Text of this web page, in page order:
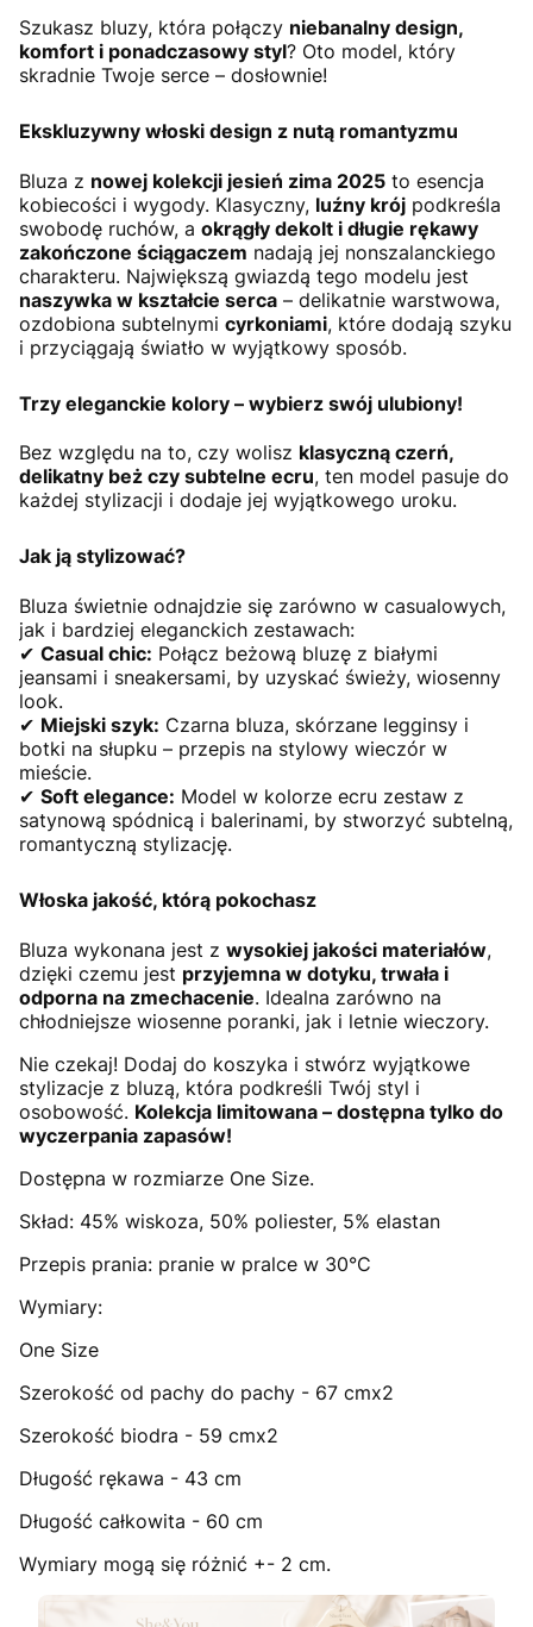
Szukasz bluzy, która połączy niebanalny design,
komfort i ponadczasowy styl? Oto model, który
skradnie Twoje serce – dosłownie!
Ekskluzywny włoski design z nutą romantyzmu
Bluza z nowej kolekcji jesień zima 2025 to esencja
kobiecości i wygody. Klasyczny, luźny krój podkreśla
swobodę ruchów, a okrągły dekolt i długie rękawy
zakończone ściągaczem nadają jej nonszalanckiego
charakteru. Największą gwiazdą tego modelu jest
naszywka w kształcie serca – delikatnie warstwowa,
ozdobiona subtelnymi cyrkoniami, które dodają szyku
i przyciągają światło w wyjątkowy sposób.
Trzy eleganckie kolory – wybierz swój ulubiony!
Bez względu na to, czy wolisz klasyczną czerń,
delikatny beż czy subtelne ecru, ten model pasuje do
każdej stylizacji i dodaje jej wyjątkowego uroku.
Jak ją stylizować?
Bluza świetnie odnajdzie się zarówno w casualowych,
jak i bardziej eleganckich zestawach:
✔ Casual chic: Połącz beżową bluzę z białymi
jeansami i sneakersami, by uzyskać świeży, wiosenny
look.
✔ Miejski szyk: Czarna bluza, skórzane legginsy i
botki na słupku – przepis na stylowy wieczór w
mieście.
✔ Soft elegance: Model w kolorze ecru zestaw z
satynową spódnicą i balerinami, by stworzyć subtelną,
romantyczną stylizację.
Włoska jakość, którą pokochasz
Bluza wykonana jest z wysokiej jakości materiałów,
dzięki czemu jest przyjemna w dotyku, trwała i
odporna na zmechacenie. Idealna zarówno na
chłodniejsze wiosenne poranki, jak i letnie wieczory.
Nie czekaj! Dodaj do koszyka i stwórz wyjątkowe
stylizacje z bluzą, która podkreśli Twój styl i
osobowość. Kolekcja limitowana – dostępna tylko do
wyczerpania zapasów!
Dostępna w rozmiarze One Size.
Skład: 45% wiskoza, 50% poliester, 5% elastan
Przepis prania: pranie w pralce w 30°C
Wymiary:
One Size
Szerokość od pachy do pachy - 67 cmx2
Szerokość biodra - 59 cmx2
Długość rękawa - 43 cm
Długość całkowita - 60 cm
Wymiary mogą się różnić +- 2 cm.